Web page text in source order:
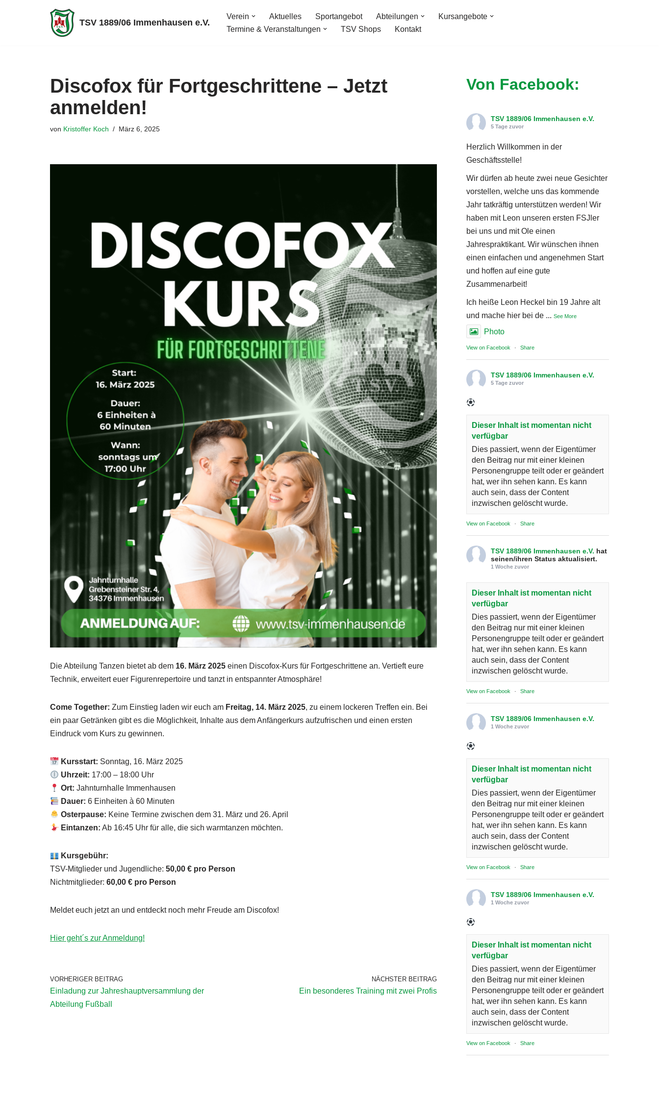
TSV 1889/06 Immenhausen e.V.
Verein Aktuelles Sportangebot Abteilungen
Kursangebote
Termine & Veranstaltungen
TSV Shops Kontakt
Discofox für Fortgeschrittene – Jetzt
anmelden!
von Kristoffer Koch März 6, 2025
Die Abteilung Tanzen bietet ab dem 16. März 2025 einen Discofox-Kurs für Fortgeschrittene an. Vertieft eure
Technik, erweitert euer Figurenrepertoire und tanzt in entspannter Atmosphäre!
Come Together: Zum Einstieg laden wir euch am Freitag, 14. März 2025, zu einem lockeren Treffen ein. Bei
ein paar Getränken gibt es die Möglichkeit, Inhalte aus dem Anfängerkurs aufzufrischen und einen ersten
Eindruck vom Kurs zu gewinnen.
Kursstart: Sonntag, 16. März 2025
Uhrzeit: 17:00 – 18:00 Uhr
Ort: Jahnturnhalle Immenhausen
Dauer: 6 Einheiten à 60 Minuten
Osterpause: Keine Termine zwischen dem 31. März und 26. April
Eintanzen: Ab 16:45 Uhr für alle, die sich warmtanzen möchten.
Kursgebühr:
TSV-Mitglieder und Jugendliche: 50,00 € pro Person
Nichtmitglieder: 60,00 € pro Person
Meldet euch jetzt an und entdeckt noch mehr Freude am Discofox!
Hier geht´s zur Anmeldung!
VORHERIGER BEITRAG
Einladung zur Jahreshauptversammlung der
Abteilung Fußball
NÄCHSTER BEITRAG
Ein besonderes Training mit zwei Profis
Von Facebook:
TSV 1889/06 Immenhausen e.V.
5 Tage zuvor
Herzlich Willkommen in der
Geschäftsstelle!
Wir dürfen ab heute zwei neue Gesichter
vorstellen, welche uns das kommende
Jahr tatkräftig unterstützen werden! Wir
haben mit Leon unseren ersten FSJler
bei uns und mit Ole einen
Jahrespraktikant. Wir wünschen ihnen
einen einfachen und angenehmen Start
und hoffen auf eine gute
Zusammenarbeit!
Ich heiße Leon Heckel bin 19 Jahre alt
und mache hier bei de ... See More
Photo
View on Facebook · Share
TSV 1889/06 Immenhausen e.V.
5 Tage zuvor
Dieser Inhalt ist momentan nicht
verfügbar
Dies passiert, wenn der Eigentümer
den Beitrag nur mit einer kleinen
Personengruppe teilt oder er geändert
hat, wer ihn sehen kann. Es kann
auch sein, dass der Content
inzwischen gelöscht wurde.
View on Facebook · Share
TSV 1889/06 Immenhausen e.V. hat
seinen/ihren Status aktualisiert.
1 Woche zuvor
Dieser Inhalt ist momentan nicht
verfügbar
Dies passiert, wenn der Eigentümer
den Beitrag nur mit einer kleinen
Personengruppe teilt oder er geändert
hat, wer ihn sehen kann. Es kann
auch sein, dass der Content
inzwischen gelöscht wurde.
View on Facebook · Share
TSV 1889/06 Immenhausen e.V.
1 Woche zuvor
Dieser Inhalt ist momentan nicht
verfügbar
Dies passiert, wenn der Eigentümer
den Beitrag nur mit einer kleinen
Personengruppe teilt oder er geändert
hat, wer ihn sehen kann. Es kann
auch sein, dass der Content
inzwischen gelöscht wurde.
View on Facebook · Share
TSV 1889/06 Immenhausen e.V.
1 Woche zuvor
Dieser Inhalt ist momentan nicht
verfügbar
Dies passiert, wenn der Eigentümer
den Beitrag nur mit einer kleinen
Personengruppe teilt oder er geändert
hat, wer ihn sehen kann. Es kann
auch sein, dass der Content
inzwischen gelöscht wurde.
View on Facebook · Share